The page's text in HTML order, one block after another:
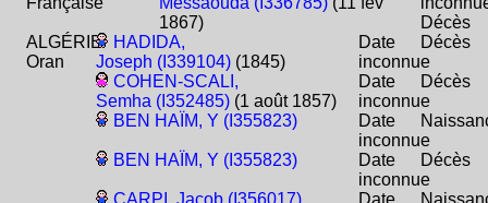
ALGÉRIE
Oran
1867)
Décès
HADIDA,
Joseph (I339104) (1845)
Date
inconnue
Décès
COHEN-SCALI,
Semha (I352485) (1 août 1857)
Date
inconnue
Décès
BEN HAÏM, Y (I355823)
Date
inconnue
BEN HAÏM, Y (I355823)
Date
inconnue
Décès
CARPI, Jacob (I356017)
Date